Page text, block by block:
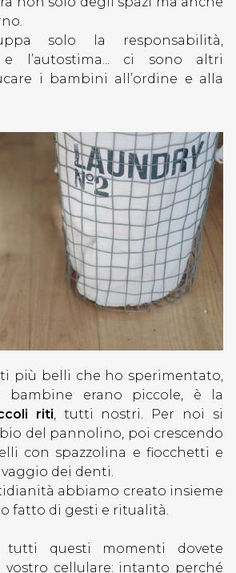
solo la responsabilità,
e l’autostima... ci sono altri
i bambini all’ordine e alla
più belli che ho sperimentato,
bambine erano piccole, è la
riti, tutti nostri. Per noi si
del pannolino, poi crescendo
con spazzolina e fiocchetti e
dei denti.
abbiamo creato insieme
fatto di gesti e ritualità.
tutti questi momenti dovete
vostro cellulare: intanto perché